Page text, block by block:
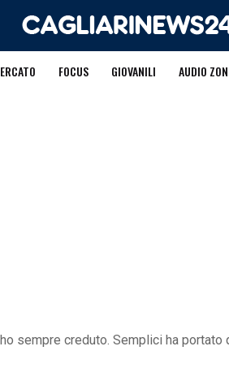
FOCUS GIOVANILI AUDIO
sempre creduto. Semplici ha portato